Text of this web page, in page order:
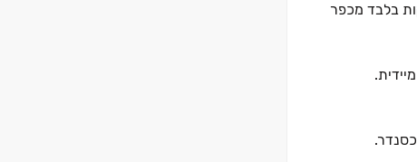
"מרום השרון - צור יצחק" של קבוצת מבנה מציע לכם חיי קהילה עשירים וטבע יפהפה ופסטורלי - 15 דקות בלבד מכפר